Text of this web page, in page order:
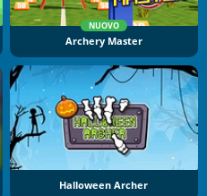
NUOVO
Archery Master
Halloween Archer